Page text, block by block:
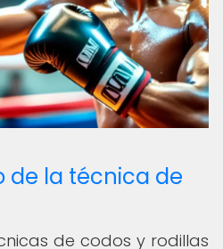
de la técnica de
de codos y rodillas